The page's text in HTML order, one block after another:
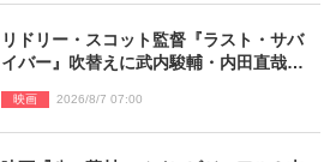
リドリー・スコット監督『ラスト・サバ
イバー』吹替えに武内駿輔・内田直哉・
結！
映画 2026/8/7 07:00